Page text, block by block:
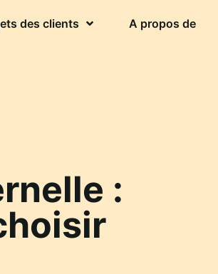
des clients A propos de
: